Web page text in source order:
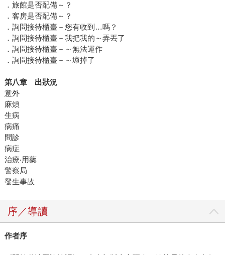
．旅館是否配備～？
．客房是否配備～？
．詢問接待櫃臺－您有收到…嗎？
．詢問接待櫃臺－我把我的～弄丟了
．詢問接待櫃臺－～無法運作
．詢問接待櫃臺－～壞掉了
第八章 出狀況
意外
麻煩
生病
病痛
問診
病症
治療‧用藥
警察局
發生事故
序／導讀
作者序